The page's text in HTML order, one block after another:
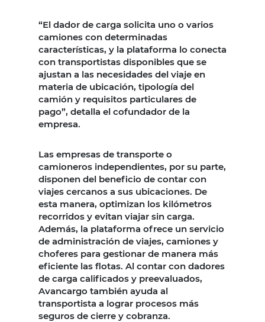
“El dador de carga solicita uno o varios
camiones con determinadas
características, y la plataforma lo conecta
con transportistas disponibles que se
ajustan a las necesidades del viaje en
materia de ubicación, tipología del
camión y requisitos particulares de
pago”, detalla el cofundador de la
empresa.
Las empresas de transporte o
camioneros independientes, por su parte,
disponen del beneficio de contar con
viajes cercanos a sus ubicaciones. De
esta manera, optimizan los kilómetros
recorridos y evitan viajar sin carga.
Además, la plataforma ofrece un servicio
de administración de viajes, camiones y
choferes para gestionar de manera más
eficiente las flotas. Al contar con dadores
de carga calificados y preevaluados,
Avancargo también ayuda al
transportista a lograr procesos más
seguros de cierre y cobranza.